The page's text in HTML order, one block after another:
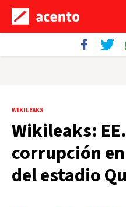
WIKILEAKS
Wikileaks:
corrupción
del estadio